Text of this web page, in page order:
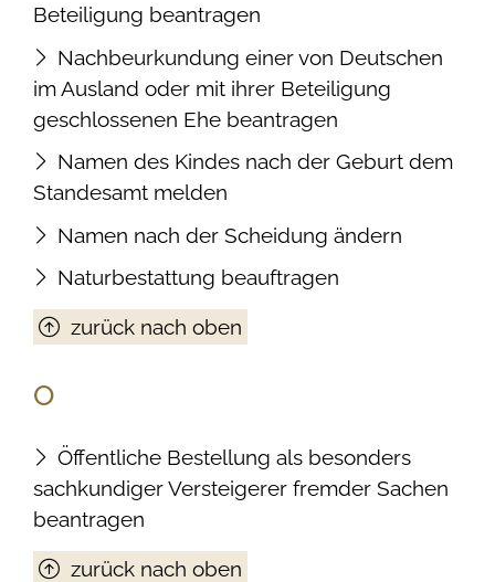
Beteiligung beantragen
Nachbeurkundung einer von Deutschen
im Ausland oder mit ihrer Beteiligung
geschlossenen Ehe beantragen
Namen des Kindes nach der Geburt dem
Standesamt melden
Namen nach der Scheidung ändern
Naturbestattung beauftragen
zurück nach oben
O
Öffentliche Bestellung als besonders
sachkundiger Versteigerer fremder Sachen
beantragen
zurück nach oben